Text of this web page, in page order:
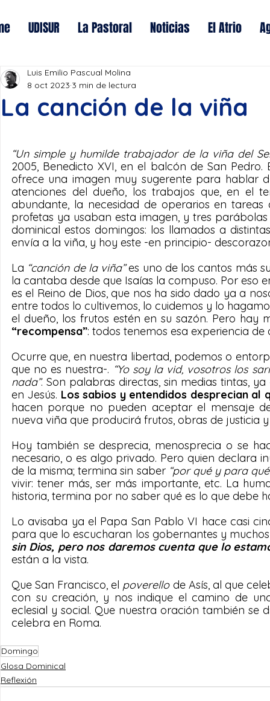
UDISUR La Pastoral Noticias El Atrio
La canción de la viña
Luis Emilio Pascual Molina
8 oct 2023 3 min de lectura
“Un simple y humilde trabajador de la viña del
2005, Benedicto XVI, en el balcón de San
ofrece una imagen muy sugerente para hablar
atenciones del dueño, los trabajos que, en el
abundante, la necesidad de operarios en
profetas ya usaban esta imagen, y tres
dominical estos domingos: los llamados a
envía a la viña, y hoy este -en principio-
La “canción de la viña” es uno de los cantos más
la cantaba desde que Isaías la compuso. Por eso
es el Reino de Dios, que nos ha sido dado ya a
entre todos lo cultivemos, lo cuidemos y lo
el dueño, los frutos estén en su sazón. Pero hay
“recompensa”: todos tenemos esa experiencia de
Ocurre que, en nuestra libertad, podemos o
que no es nuestra-. “Yo soy la vid, vosotros los
nada”. Son palabras directas, sin medias tintas,
en Jesús. Los sabios y entendidos desprecian al
hacen porque no pueden aceptar el mensaje
nueva viña que producirá frutos, obras de justicia
Hoy también se desprecia, menosprecia o se
necesario, o es algo privado. Pero quien declara
de la misma; termina sin saber “por qué y para
vivir: tener más, ser más importante, etc. La
historia, termina por no saber qué es lo que debe
Lo avisaba ya el Papa San Pablo VI hace casi
para que lo escucharan los gobernantes y
sin Dios, pero nos daremos cuenta que lo
están a la vista.
Que San Francisco, el poverello de Asís, al que
con su creación, y nos indique el camino de
eclesial y social. Que nuestra oración también se
celebra en Roma.
Domingo
Glosa Dominical
Reflexión